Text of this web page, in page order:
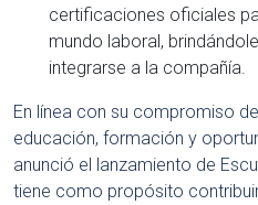
certificaciones oficiales
mundo laboral,
integrarse a la compañía.
En línea con su compromiso
educación, formación y
anunció el lanzamiento de
tiene como propósito